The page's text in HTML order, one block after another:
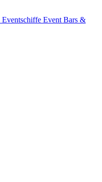
Eventschiffe Event Bars &